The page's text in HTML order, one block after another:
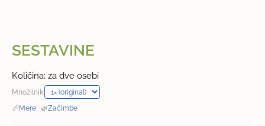
SESTAVINE
Količina: za dve osebi
Množilnik:
📏Mere · 🌿Začimbe